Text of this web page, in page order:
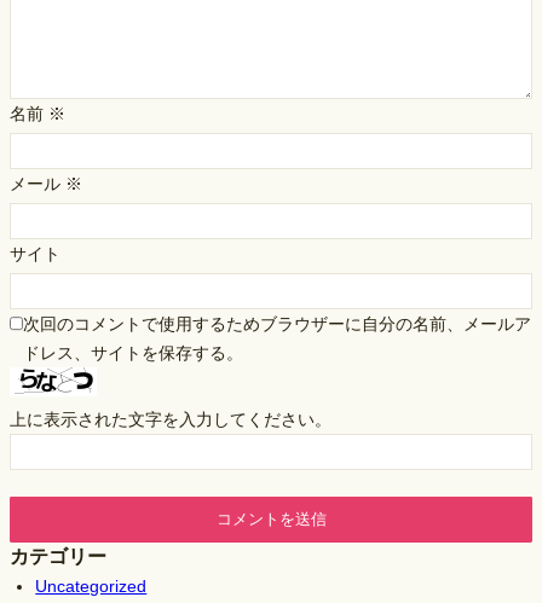
名前 ※
メール ※
サイト
次回のコメントで使用するためブラウザーに自分の名前、メールア
ドレス、サイトを保存する。
上に表示された文字を入力してください。
カテゴリー
Uncategorized